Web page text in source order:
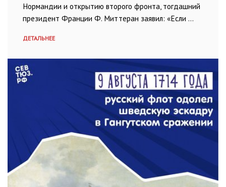
Нормандии и открытию второго фронта, тогдашний
президент Франции Ф. Миттеран заявил: «Если …
ДЕТАЛЬНЕЕ